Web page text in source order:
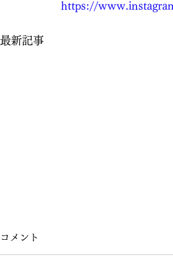
https://
最新記事
コメント